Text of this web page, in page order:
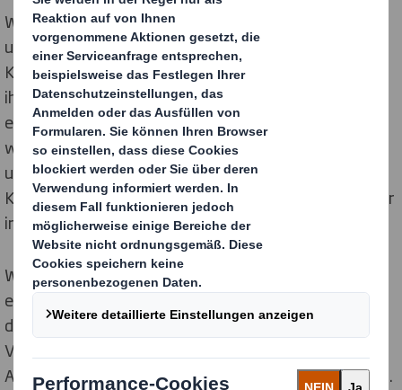
Wir nutzen unsere Kreislauf Design Prinzipien, um
unsere Kunden bei der Transformation hin zur
Kreislaufwirtschaft zu unterstützen. So helfen wir
ihnen, ihre weitreichenden Nachhaltigkeitsziele zu
erreichen. Indem wir zu 100 % recycelbare oder
wiederverwendbare Verpackungen entwickeln und
unseren Kunden dabei helfen, schwer recycelbare
Kunststoffe zu vermeiden, halten wir Rohstoffe länger
im Gebrauch.
Wir achten darauf, dass nicht mehr Material als nötig
eingesetzt wird und optimieren die Verpackungen für
die einzelnen Lieferketten. Dies reduziert sowohl den
Verbrauch natürlicher Ressourcen als auch die
Abfallmenge, die auf Deponien entsorgt werden muss.